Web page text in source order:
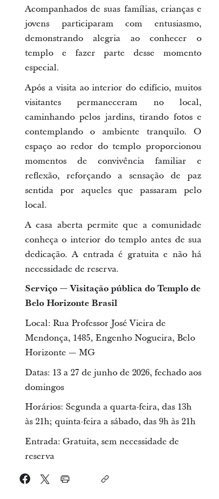
Acompanhados de suas famílias, crianças e
jovens participaram com entusiasmo,
demonstrando alegria ao conhecer o
templo e fazer parte desse momento
especial.
Após a visita ao interior do edifício, muitos
visitantes permaneceram no local,
caminhando pelos jardins, tirando fotos e
contemplando o ambiente tranquilo. O
espaço ao redor do templo proporcionou
momentos de convivência familiar e
reflexão, reforçando a sensação de paz
sentida por aqueles que passaram pelo
local.
A casa aberta permite que a comunidade
conheça o interior do templo antes de sua
dedicação. A entrada é gratuita e não há
necessidade de reserva.
Serviço — Visitação pública do Templo de
Belo Horizonte Brasil
Local: Rua Professor José Vieira de
Mendonça, 1485, Engenho Nogueira, Belo
Horizonte — MG
Datas: 13 a 27 de junho de 2026, fechado aos
domingos
Horários: Segunda a quarta-feira, das 13h
às 21h; quinta-feira a sábado, das 9h às 21h
Entrada: Gratuita, sem necessidade de
reserva